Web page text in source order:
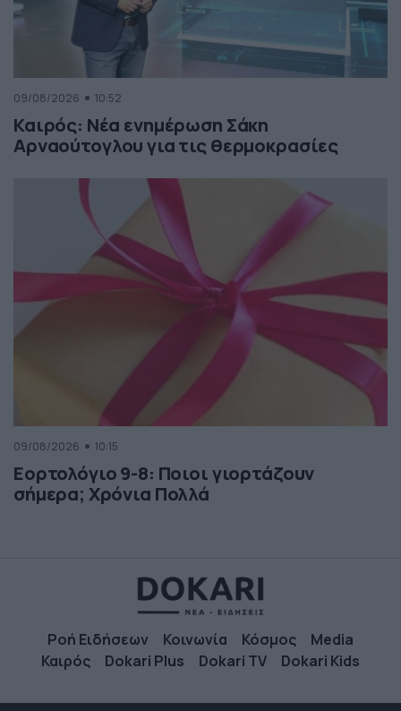
09/08/2026 10:52
Καιρός: Νέα ενημέρωση Σάκη
Αρναούτογλου για τις θερμοκρασίες
09/08/2026 10:15
Εορτολόγιο 9-8: Ποιοι γιορτάζουν
σήμερα; Χρόνια Πολλά
Ροή Ειδήσεων Κοινωνία Κόσμος
Media
Καιρός
Dokari Plus Dokari TV Dokari Kids